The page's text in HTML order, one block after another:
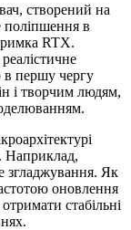
створений на
поліпшення в
RTX.
в першу чергу
і творчим людям,
Наприклад,
згладжування. Як
оновлення
стабільні